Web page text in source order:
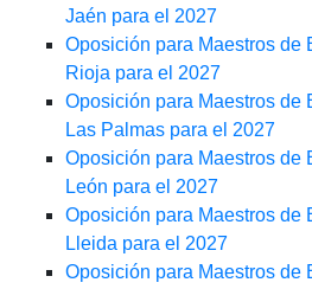
Jaén para el 2027
Oposición para Maestros de
Rioja para el 2027
Oposición para Maestros de
Las Palmas para el 2027
Oposición para Maestros de
León para el 2027
Oposición para Maestros de
Lleida para el 2027
Oposición para Maestros de